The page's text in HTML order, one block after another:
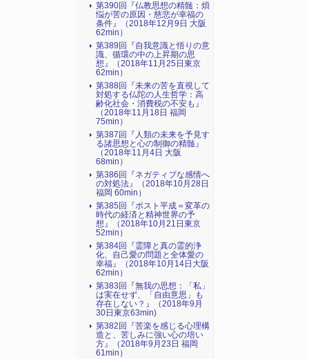
第390回『仏教思想の精髄：煩
悩が苦の原因・慈悲が幸福の
条件』（2018年12月9日 大阪
62min）
第389回『自我意識と悟りの意
識、循環の中の上昇期の思
想』（2018年11月25日東京
62min）
第388回『未来の苦を直視して
対処する仏陀の人生哲学：高
齢化社会・消費税の不安も』
（2018年11月18日 福岡
75min）
第387回『人類の未来を予見す
る諸思想と心の制御の精髄』
（2018年11月4日 大阪
68min）
第386回『ネガティブな感情へ
の対処法』（2018年10月28日
福岡 60min）
第385回『ポスト平成＝変革の
時代の経済と精神世界の予
想』（2018年10月21日東京
52min）
第384回『霊障と真の霊的浄
化、自己愛の問題と全体愛の
幸福』（2018年10月14日大阪
62min）
第383回『無我の思想：「私」
は実在せず、「自由意思」も
存在しない？』（2018年9月
30日東京63min)
第382回『苦楽を感じる心理構
造と、苦しみに強い心の培い
方』（2018年9月23日 福岡
61min）